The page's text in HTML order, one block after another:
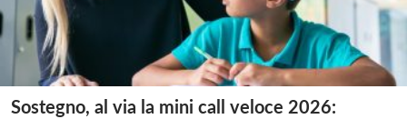
Sostegno, al via la mini call veloce 2026: